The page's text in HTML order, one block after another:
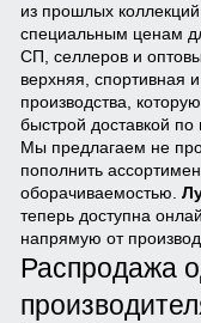
из прошлых
специальным ценам
СП, селлеров и
верхняя, спортивная
производства,
быстрой доставкой по
Мы предлагаем не
пополнить
оборачиваемостью.
теперь доступна
напрямую от
Распродажа